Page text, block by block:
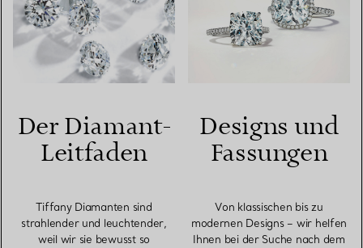
Der Diamant-
Leitfaden
Tiffany Diamanten sind
strahlender und leuchtender,
weil wir sie bewusst so
Designs und
Fassungen
Von klassischen bis zu
modernen Designs – wir helfen
Ihnen bei der Suche nach dem